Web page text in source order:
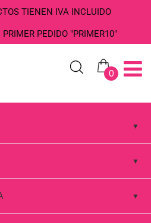
TIENEN IVA INCLUIDO
PEDIDO "PRIMER10"
0